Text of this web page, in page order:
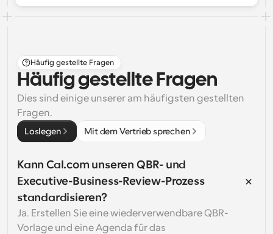
Häufig gestellte Fragen
Häufig gestellte Fragen
Dies sind einige unserer am häufigsten gestellten
Fragen.
Loslegen Mit dem Vertrieb sprechen
Kann Cal.com unseren QBR- und
Executive-Business-Review-Prozess
standardisieren?
Ja. Erstellen Sie eine wiederverwendbare QBR-
Vorlage und eine Agenda für das